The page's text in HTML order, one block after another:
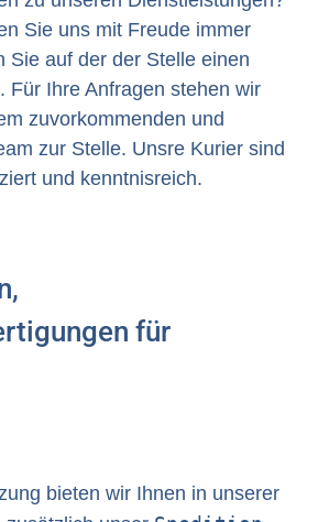
Sie uns mit Freude immer
Sie auf der der Stelle einen
Für Ihre Anfragen stehen wir
zuvorkommenden und
zur Stelle. Unsre Kurier sind
und kenntnisreich.
für
bieten wir Ihnen in unserer